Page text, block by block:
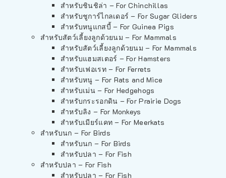
สำหรับชินชิล่า – For Chinchillas
สำหรับชูการ์ไกลเดอร์ – For Sugar Gliders
สำหรับหนูแกสบี้ – For Guinea Pigs
สำหรับสัตว์เลี้ยงลูกด้วยนม – For Mammals
สำหรับสัตว์เลี้ยงลูกด้วยนม – For Mammals
สำหรับแฮมสเตอร์ – For Hamsters
สำหรับเฟอเรท – For Ferrets
สำหรับหนู – For Rats and Mice
สำหรับเม่น – For Hedgehogs
สำหรับกระรอกดิน – For Prairie Dogs
สำหรับลิง – For Monkeys
สำหรับเมียร์แคท – For Meerkats
สำหรับนก – For Birds
สำหรับนก – For Birds
สำหรับปลา – For Fish
สำหรับปลา – For Fish
สำหรับปลา – For Fish